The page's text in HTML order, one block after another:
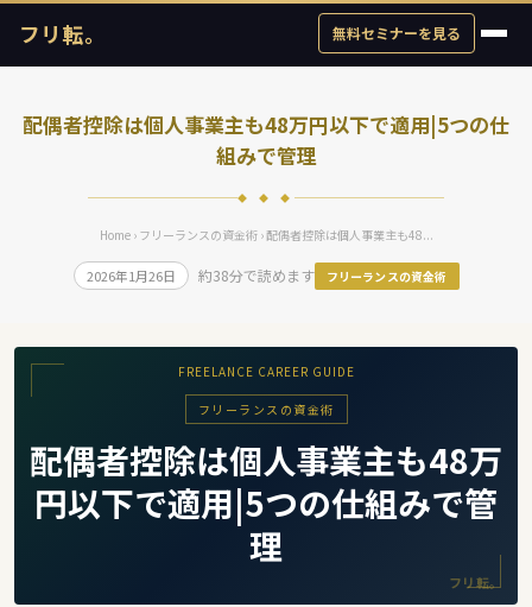
フリ転。 無料セミナーを見る
配偶者控除は個人事業主も48万円以下で適用|5つの仕
組みで管理
◆ ◆ ◆
Home› フリーランスの資金術› 配偶者控除は個人事業主も48...
2026年1月26日 約38分で読めます フリーランスの資金術
FREELANCE CAREER GUIDE
フリーランスの資金術
配偶者控除は個人事業主も48万
円以下で適用|5つの仕組みで管
理
フリ転。